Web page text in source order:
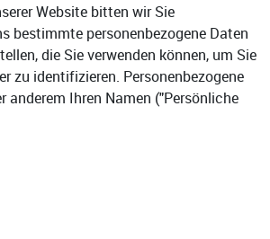
Website bitten wir Sie
bestimmte personenbezogene Daten
die Sie verwenden können, um Sie
zu identifizieren. Personenbezogene
anderem Ihren Namen ("Persönliche